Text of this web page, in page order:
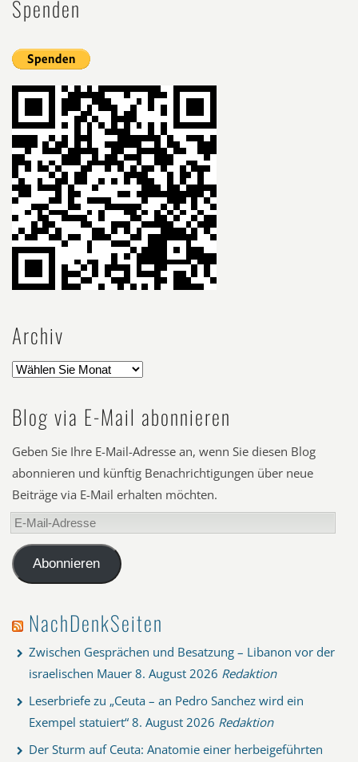
Spenden
Archiv
Blog via E-Mail abonnieren
Geben Sie Ihre E-Mail-Adresse an, wenn Sie diesen Blog
abonnieren und künftig Benachrichtigungen über neue
Beiträge via E-Mail erhalten möchten.
E-
Mail-
AdresseAbonnieren
NachDenkSeiten
Zwischen Gesprächen und Besatzung – Libanon vor der
israelischen Mauer 8. August 2026 Redaktion
Leserbriefe zu „Ceuta – an Pedro Sanchez wird ein
Exempel statuiert“ 8. August 2026 Redaktion
Der Sturm auf Ceuta: Anatomie einer herbeigeführten